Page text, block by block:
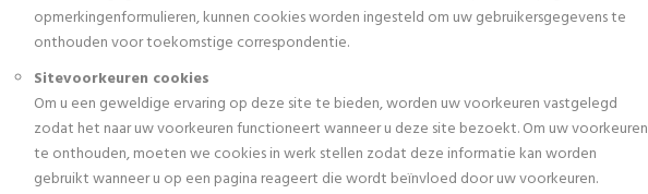
opmerkingenformulieren, kunnen cookies worden ingesteld om uw gebruikersgegevens te
onthouden voor toekomstige correspondentie.
Sitevoorkeuren cookies
Om u een geweldige ervaring op deze site te bieden, worden uw voorkeuren vastgelegd
zodat het naar uw voorkeuren functioneert wanneer u deze site bezoekt. Om uw voorkeuren
te onthouden, moeten we cookies in werk stellen zodat deze informatie kan worden
gebruikt wanneer u op een pagina reageert die wordt beïnvloed door uw voorkeuren.